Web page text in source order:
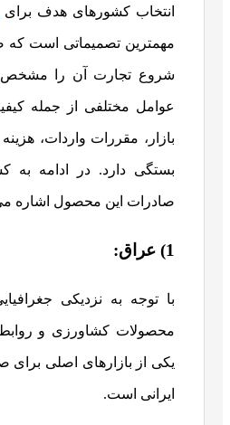
انتخاب کشورهای هدف برای
مهمترین تصمیماتی است که
شروع تجارت آن را مشخص
عوامل مختلفی از جمله
بازار، مقررات واردات،
بستگی دارد. در ادامه
صادرات این محصول اشاره
1) عراق:
با توجه به نزدیکی
محصولات کشاورزی و
یکی از بازارهای اصلی برای
ایرانی است.